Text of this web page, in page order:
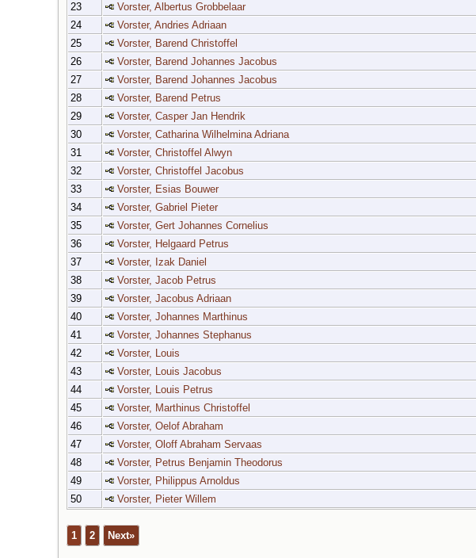
23
Vorster, Albertus Grobbelaar
24
Vorster, Andries Adriaan
25
Vorster, Barend Christoffel
26
Vorster, Barend Johannes Jacobus
27
Vorster, Barend Johannes Jacobus
28
Vorster, Barend Petrus
29
Vorster, Casper Jan Hendrik
30
Vorster, Catharina Wilhelmina Adriana
31
Vorster, Christoffel Alwyn
32
Vorster, Christoffel Jacobus
33
Vorster, Esias Bouwer
34
Vorster, Gabriel Pieter
35
Vorster, Gert Johannes Cornelius
36
Vorster, Helgaard Petrus
37
Vorster, Izak Daniel
38
Vorster, Jacob Petrus
39
Vorster, Jacobus Adriaan
40
Vorster, Johannes Marthinus
41
Vorster, Johannes Stephanus
42
Vorster, Louis
43
Vorster, Louis Jacobus
44
Vorster, Louis Petrus
45
Vorster, Marthinus Christoffel
46
Vorster, Oelof Abraham
47
Vorster, Oloff Abraham Servaas
48
Vorster, Petrus Benjamin Theodorus
49
Vorster, Philippus Arnoldus
50
Vorster, Pieter Willem
1 2 Next»